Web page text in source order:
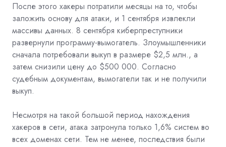
После этого хакеры потратили месяцы на то, чтобы
заложить основу для атаки, и 1 сентября извлекли
массивы данных. 8 сентября киберпреступники
развернули программу-вымогатель. Злоумышленники
сначала потребовали выкуп в размере $2,5 млн., а
затем снизили цену до $500 000. Согласно
судебным документам, вымогатели так и не получили
выкуп.
Несмотря на такой большой период нахождения
хакеров в сети, атака затронула только 1,6% систем во
всех доменах сети. Тем не менее, последствия были